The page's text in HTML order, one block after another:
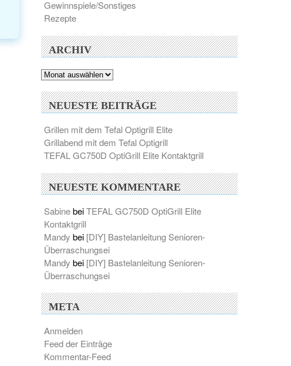
Gewinnspiele/Sonstiges
Rezepte
ARCHIV
Archiv
NEUESTE BEITRÄGE
Grillen mit dem Tefal Optigrill Elite
Grillabend mit dem Tefal Optigrill
TEFAL GC750D OptiGrill Elite Kontaktgrill
NEUESTE KOMMENTARE
SabinebeiTEFAL GC750D OptiGrill Elite
Kontaktgrill
Mandy bei [DIY] Bastelanleitung Senioren-
Überraschungsei
Mandy bei [DIY] Bastelanleitung Senioren-
Überraschungsei
META
Anmelden
Feed der Einträge
Kommentar-Feed